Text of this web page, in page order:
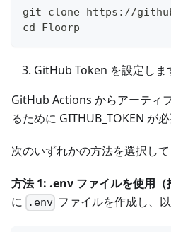
git clone https://
cd Floorp
GitHub Token を設定しま
GitHub Actions からアーティ
るために GITHUB_TOKEN が必
次のいずれかの方法を選択し
方法 1: .env ファイルを使用（
に
.env ファイルを作成し、